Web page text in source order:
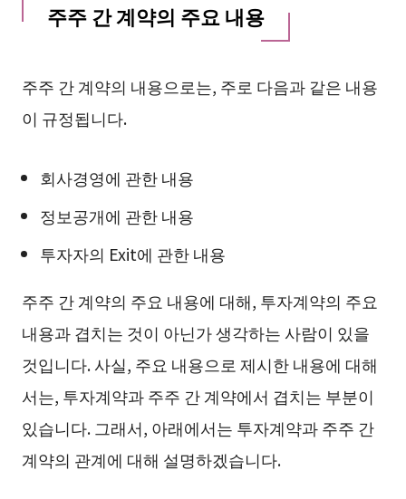
주주 간 계약의 주요 내용
주주 간 계약의 내용으로는, 주로 다음과 같은 내용
이 규정됩니다.
회사경영에 관한 내용
정보공개에 관한 내용
투자자의 Exit에 관한 내용
주주 간 계약의 주요 내용에 대해, 투자계약의 주요
내용과 겹치는 것이 아닌가 생각하는 사람이 있을
것입니다. 사실, 주요 내용으로 제시한 내용에 대해
서는, 투자계약과 주주 간 계약에서 겹치는 부분이
있습니다. 그래서, 아래에서는 투자계약과 주주 간
계약의 관계에 대해 설명하겠습니다.